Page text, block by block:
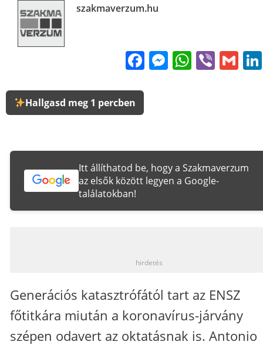
szakmaverzum.hu
FacebookViber
Hallgasd meg 1 percben
Itt állíthatod be, hogy a Szakmaverzum
az elsők között legyen a Google-
találatokban!
hirdetés
Generációs katasztrófától tart az ENSZ
főtitkára miután a koronavírus-járvány
szépen odavert az oktatásnak is. Antonio